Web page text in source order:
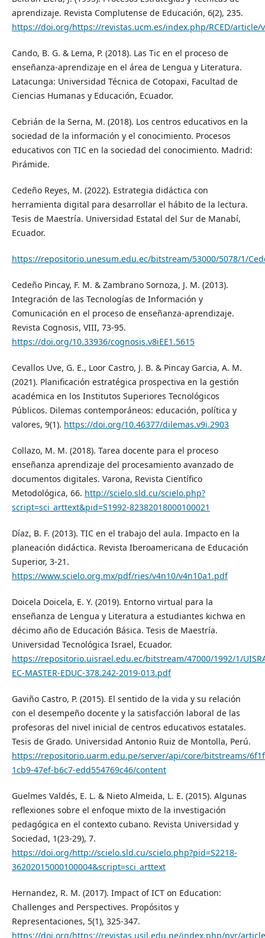
aprendizaje. Revista Complutense de Educación, 6(2), 235.
https://doi.org/https://revistas.ucm.es/index.php/RCED/article/
Cando, B. G. & Lema, P. (2018). Las Tic en el proceso de
enseñanza-aprendizaje en el área de Lengua y Literatura.
Latacunga: Universidad Técnica de Cotopaxi, Facultad de
Ciencias Humanas y Educación, Ecuador.
Cebrián de la Serna, M. (2018). Los centros educativos en la
sociedad de la información y el conocimiento. Procesos
educativos con TIC en la sociedad del conocimiento. Madrid:
Pirámide.
Cedeño Reyes, M. (2022). Estrategia didáctica con
herramienta digital para desarrollar el hábito de la lectura.
Tesis de Maestría. Universidad Estatal del Sur de Manabí,
Ecuador.
https://repositorio.unesum.edu.ec/bitstream/53000/5078/1/
Cedeño Pincay, F. M. & Zambrano Sornoza, J. M. (2013).
Integración de las Tecnologías de Información y
Comunicación en el proceso de enseñanza-aprendizaje.
Revista Cognosis, VIII, 73-95.
https://doi.org/10.33936/cognosis.v8iEE1.5615
Cevallos Uve, G. E., Loor Castro, J. B. & Pincay Garcia, A. M.
(2021). Planificación estratégica prospectiva en la gestión
académica en los Institutos Superiores Tecnológicos
Públicos. Dilemas contemporáneos: educación, política y
valores, 9(1). https://doi.org/10.46377/dilemas.v9i.2903
Collazo, M. M. (2018). Tarea docente para el proceso
enseñanza aprendizaje del procesamiento avanzado de
documentos digitales. Varona, Revista Científico
Metodológica, 66. http://scielo.sld.cu/scielo.php?
script=sci_arttext&pid=S1992-82382018000100021
Díaz, B. F. (2013). TIC en el trabajo del aula. Impacto en la
planeación didáctica. Revista Iberoamericana de Educación
Superior, 3-21.
https://www.scielo.org.mx/pdf/ries/v4n10/v4n10a1.pdf
Doicela Doicela, E. Y. (2019). Entorno virtual para la
enseñanza de Lengua y Literatura a estudiantes kichwa en
décimo año de Educación Básica. Tesis de Maestría.
Universidad Tecnológica Israel, Ecuador.
https://repositorio.uisrael.edu.ec/bitstream/47000/1992/1/
EC-MASTER-EDUC-378.242-2019-013.pdf
Gaviño Castro, P. (2015). El sentido de la vida y su relación
con el desempeño docente y la satisfacción laboral de las
profesoras del nivel inicial de centros educativos estatales.
Tesis de Grado. Universidad Antonio Ruiz de Montolla, Perú.
https://repositorio.uarm.edu.pe/server/api/core/bitstreams/
1cb9-47ef-b6c7-edd554769c46/content
Guelmes Valdés, E. L. & Nieto Almeida, L. E. (2015). Algunas
reflexiones sobre el enfoque mixto de la investigación
pedagógica en el contexto cubano. Revista Universidad y
Sociedad, 1(23-29), 7.
https://doi.org/http://scielo.sld.cu/scielo.php?pid=S2218-
36202015000100004&script=sci_arttext
Hernandez, R. M. (2017). Impact of ICT on Education:
Challenges and Perspectives. Propósitos y
Representaciones, 5(1), 325-347.
https://doi.org/https://revistas.usil.edu.pe/index.php/pyr/